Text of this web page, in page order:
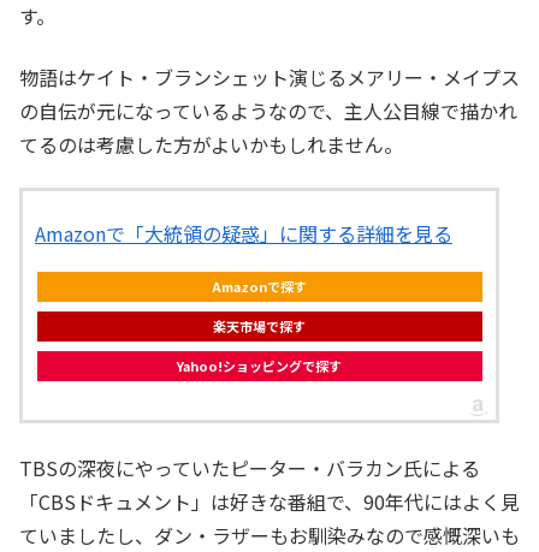
す。
物語はケイト・ブランシェット演じるメアリー・メイプス
の自伝が元になっているようなので、主人公目線で描かれ
てるのは考慮した方がよいかもしれません。
Amazonで「大統領の疑惑」に関する詳細を見る
Amazonで探す
楽天市場で探す
Yahoo!ショッピングで探す
TBSの深夜にやっていたピーター・バラカン氏による
「CBSドキュメント」は好きな番組で、90年代にはよく見
ていましたし、ダン・ラザーもお馴染みなので感慨深いも